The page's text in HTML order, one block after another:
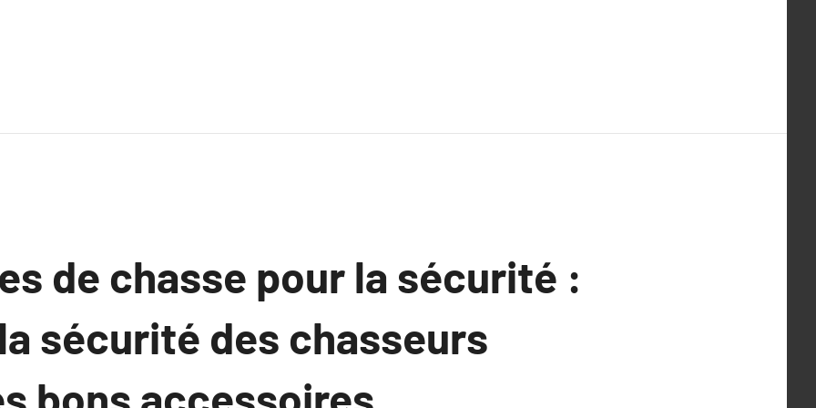
de chasse pour la sécurité :
sécurité des chasseurs